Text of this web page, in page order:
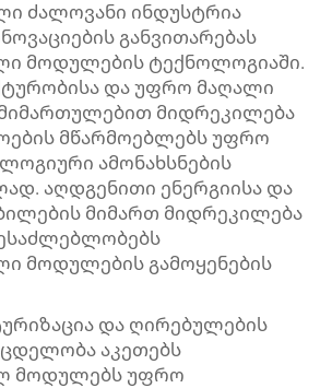
ძალოვანი ინდუსტრია
განვითარებას
მოდულების ტექნოლოგიაში.
და უფრო მაღალი
მიდრეკილება
მწარმოებლებს უფრო
ამონახსნების
აღდგენითი ენერგიისა და
მიმართ მიდრეკილება
მოდულების გამოყენების
და ღირებულების
აკეთებს
მოდულებს უფრო